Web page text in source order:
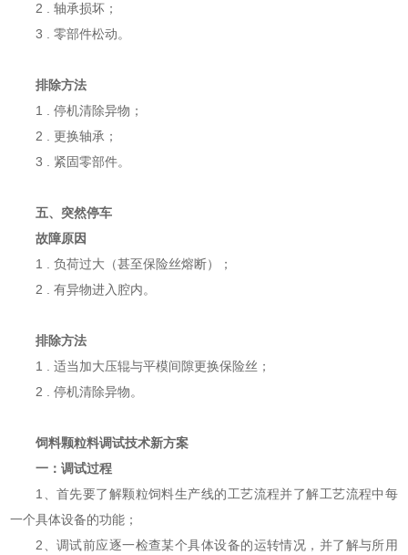
2 . 轴承损坏；
3 . 零部件松动。
排除方法
1 . 停机清除异物；
2 . 更换轴承；
3 . 紧固零部件。
五、突然停车
故障原因
1 . 负荷过大（甚至保险丝熔断）；
2 . 有异物进入腔内。
排除方法
1 . 适当加大压辊与平模间隙更换保险丝；
2 . 停机清除异物。
饲料颗粒料调试技术新方案
一：调试过程
1、首先要了解颗粒饲料生产线的工艺流程并了解工艺流程中每
一个具体设备的功能；
2、调试前应逐一检查某个具体设备的运转情况，并了解与所用